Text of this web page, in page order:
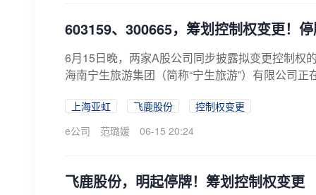
603159、300665，筹划控制权变更！
6月15日晚，两家A股公司同步披露拟变更控制权
海南宁生旅游集团（简称“宁生旅游”）有限公司
上海亚虹 飞鹿股份
控制权变更
e公司
范璐媛 06-15 20:24
飞鹿股份，明起停牌！筹划控制权变更